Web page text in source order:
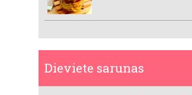
Dieviete sarunas